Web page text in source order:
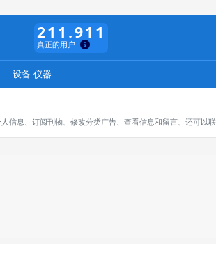
211.911
真正的用户
设备-仪器
息、订阅刊物、修改分类广告、查看信息和留言、还可以联